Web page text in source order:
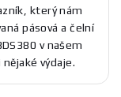
který nám
pásová a čelní
v našem
výdaje.